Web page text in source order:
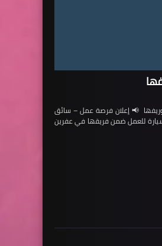
📢 إعلان فرصة عمل – سائق
للعمل ضمن فريقها في عفرين